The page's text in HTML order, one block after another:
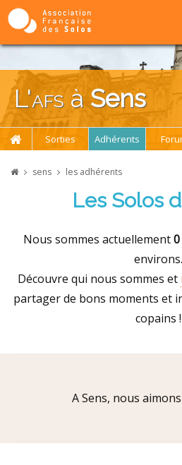
L'afs à Sens
Sorties Adhérents
sens les adhérents
Les Solos
Nous sommes actuellement
environs.
Découvre qui nous sommes et
partager de bons moments et
copains !
A Sens, nous aimons